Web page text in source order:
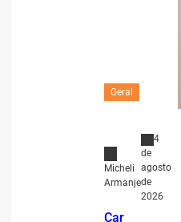
Geral
Micheli
Armanje
4
de
agosto
de
2026
Car